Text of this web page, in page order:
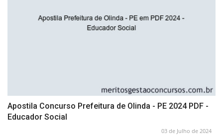
Apostila Concurso Prefeitura de Olinda - PE 2024 PDF -
Educador Social
03 de Julho de 2024